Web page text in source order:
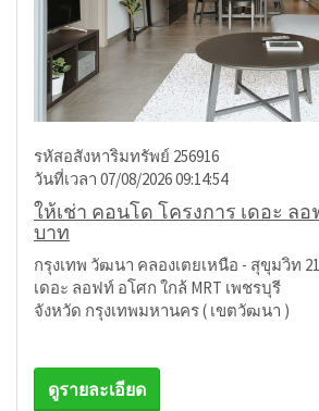
รหัสอสังหาริมทรัพย์ 256916
วันที่เวลา 07/08/2026 09:14:54
ให้เช่า คอนโด โครงการ เดอะ ลอ
บาท
กรุงเทพ วัฒนา คลองเตยเหนือ - สุขุมวิท 21
เดอะ ลอฟท์ อโศก ใกล้ MRT เพชรบุรี
จังหวัด กรุงเทพมหานคร ( เขตวัฒนา )
ดูรายละเอียด